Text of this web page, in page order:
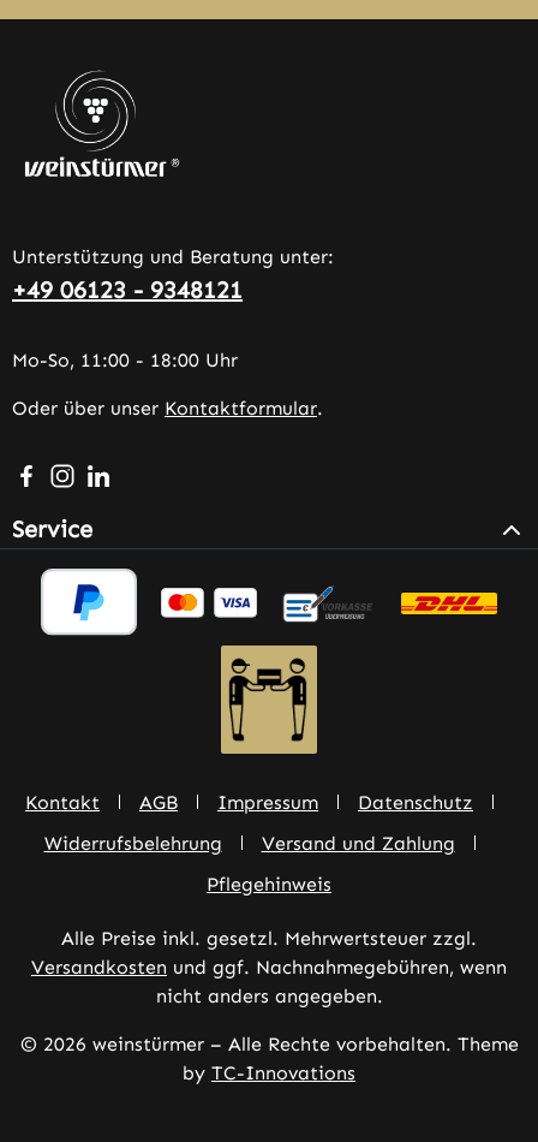
Unterstützung und Beratung unter:
+49 06123 - 9348121
Mo-So, 11:00 - 18:00 Uhr
Oder über unser Kontaktformular.
Besuche uns auf Facebook – öffnet in neuem Tab
Schau auf Instagram vorbei – öffnet in neuem Tab
Vernetze dich mit uns auf LinkedIn – öffnet in
Service
Kontakt AGB Impressum
Datenschutz
Widerrufsbelehrung
Versand und Zahlung
Pflegehinweis
Alle Preise inkl. gesetzl. Mehrwertsteuer zzgl.
Versandkosten und ggf. Nachnahmegebühren, wenn
nicht anders angegeben.
© 2026 weinstürmer – Alle Rechte vorbehalten. Theme
by TC-Innovations